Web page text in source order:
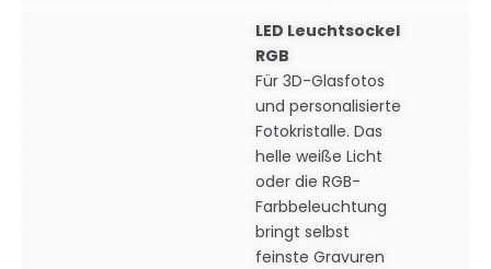
LED Leuchtsockel
RGB
Für 3D-Glasfotos
und personalisierte
Fotokristalle. Das
helle weiße Licht
oder die RGB-
Farbbeleuchtung
bringt selbst
feinste Gravuren